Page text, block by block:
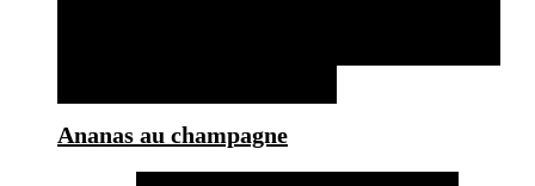
Ananas au champagne